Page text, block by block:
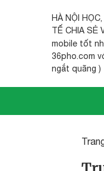
HÀ NỘI HỌC,
TẾ CHIA SẺ
mobile tốt
36pho.com
ngắt quãng )